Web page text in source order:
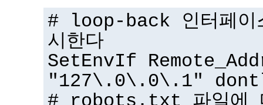
# loop-back 인터페이
시한다
SetEnvIf
"127\.0\.0\.1"